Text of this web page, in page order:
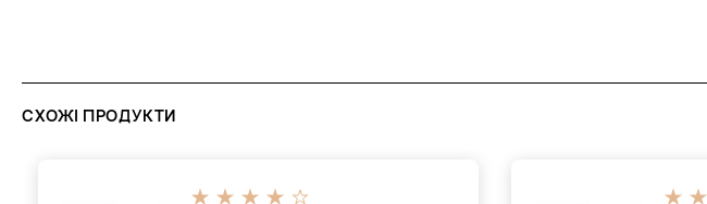
СХОЖІ ПРОДУКТИ